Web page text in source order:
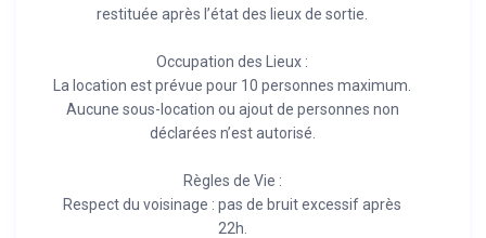
restituée après l’état des lieux de sortie.
Occupation des Lieux :
La location est prévue pour 10 personnes maximum.
Aucune sous-location ou ajout de personnes non
déclarées n’est autorisé.
Règles de Vie :
Respect du voisinage : pas de bruit excessif après
22h.